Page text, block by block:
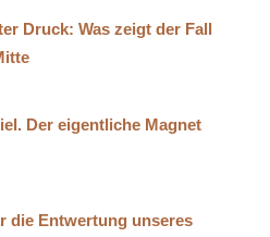
Druck: Was zeigt der Fall
Der eigentliche Magnet
die Entwertung unseres